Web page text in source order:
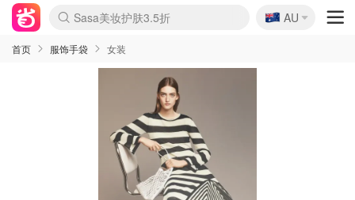
lululemon折扣上新
Sasa美妆护肤3.5折
SSENSE年中2.5折
FreshBeauty好价汇总
Cettire降价+叠9折
WWS Coles超市实拍
viagogo二手票捡漏
Myer折扣汇总
The Outnet奢牌1折起
David Jones 3折起
Flannels大牌1折
Perfumes Club护肤1折
AMIRO面罩$251
Amazon折扣汇总
eToro入金$200送$50
Amazon数码好物
ICONIC本周7.5折
ThedoubleF高奢地板价
Moose Knuckles 6折
EUFY摄像头$98
Selenichast首饰2折
Trip机票酒店促销
YSL送5件彩妆礼
Amazon家居好物
Amazon美妆护肤
雅漾大喷$8
过敏原检测盒$33
科颜氏高保湿面霜$29
SEALIFE海洋馆门票6折
丝塔芙大白罐$16
订阅Newsletter送香薰
Cult Beauty 6.8折
Harrods圣诞日历$525
LN-CC奢牌私促3折
d'Alba空姐喷雾$16
EVE LOM套装£56
Bernardelli独家4折
Adore Beauty 6折起
CT圣诞日历
Mytheresa奢品2.7折
Luxury Escapes 9折
Currentbody美容仪$881
MOON Garden Live
Roborock扫地机$649
Tingo Life水杯$24
Valentino官网5折
CR洗护套装$23
修丽可4件套$159
GANNI官网4.5折
Stylevana韩妆4折
Tessabit高奢8.5折
OGX洗发水$11
Amazon阿德莱德次日达
卡诗8.5折+赠礼
Philips Hue灯具8折
La Mer送8件礼值$529
🇦🇺
AU
首页 服饰手袋 女装